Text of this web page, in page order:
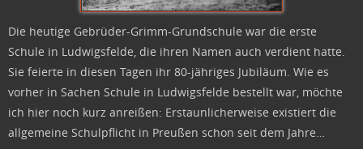
Die heutige Gebrüder-Grimm-Grundschule war die erste
Schule in Ludwigsfelde, die ihren Namen auch verdient hatte.
Sie feierte in diesen Tagen ihr 80-jähriges Jubiläum. Wie es
vorher in Sachen Schule in Ludwigsfelde bestellt war, möchte
ich hier noch kurz anreißen: Erstaunlicherweise existiert die
allgemeine Schulpflicht in Preußen schon seit dem Jahre…